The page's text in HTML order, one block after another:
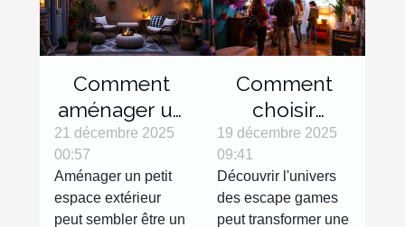
Comment
aménager un
petit espace
extérieur
efficacement
?
21 décembre 2025
00:57
Aménager un petit
espace extérieur
peut sembler être un
Comment
choisir
l'escape
game parfait
pour votre
prochaine
19 décembre 2025
09:41
Découvrir l'univers
des escape games
peut transformer une